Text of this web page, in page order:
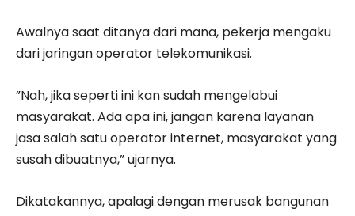
Awalnya saat ditanya dari mana, pekerja mengaku
dari jaringan operator telekomunikasi.
”Nah, jika seperti ini kan sudah mengelabui
masyarakat. Ada apa ini, jangan karena layanan
jasa salah satu operator internet, masyarakat yang
susah dibuatnya,” ujarnya.
Dikatakannya, apalagi dengan merusak bangunan